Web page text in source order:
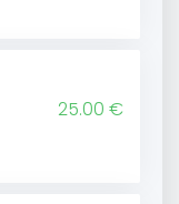
25.00 €